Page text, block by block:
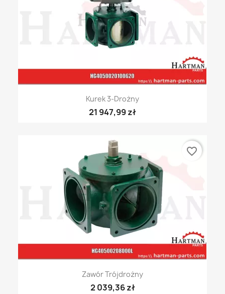
Kurek 3-Drożny
21 947,99 zł
Zawór Trójdrożny
2 039,36 zł
favorite_border